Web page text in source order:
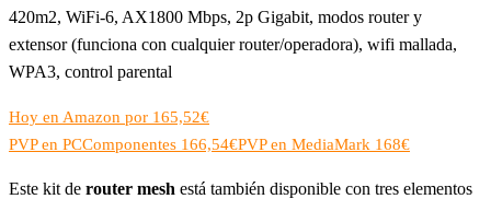
420m2, WiFi-6, AX1800 Mbps, 2p Gigabit, modos router y
extensor (funciona con cualquier router/operadora), wifi mallada,
WPA3, control parental
Hoy en Amazon por 165,52€
PVP en PCComponentes 166,54€PVP en MediaMark 168€
Este kit de router mesh está también disponible con tres elementos